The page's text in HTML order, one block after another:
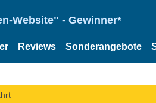
Website" - Gewinner*
Reviews Sonderangebote